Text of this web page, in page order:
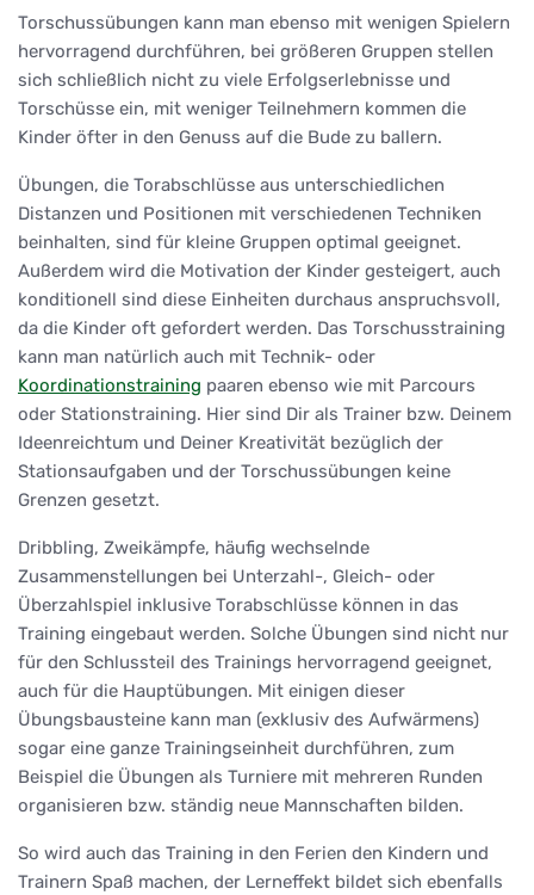
Torschussübungen kann man ebenso mit wenigen Spielern
hervorragend durchführen, bei größeren Gruppen stellen
sich schließlich nicht zu viele Erfolgserlebnisse und
Torschüsse ein, mit weniger Teilnehmern kommen die
Kinder öfter in den Genuss auf die Bude zu ballern.
Übungen, die Torabschlüsse aus unterschiedlichen
Distanzen und Positionen mit verschiedenen Techniken
beinhalten, sind für kleine Gruppen optimal geeignet.
Außerdem wird die Motivation der Kinder gesteigert, auch
konditionell sind diese Einheiten durchaus anspruchsvoll,
da die Kinder oft gefordert werden. Das Torschusstraining
kann man natürlich auch mit Technik- oder
Koordinationstraining paaren ebenso wie mit Parcours
oder Stationstraining. Hier sind Dir als Trainer bzw. Deinem
Ideenreichtum und Deiner Kreativität bezüglich der
Stationsaufgaben und der Torschussübungen keine
Grenzen gesetzt.
Dribbling, Zweikämpfe, häufig wechselnde
Zusammenstellungen bei Unterzahl-, Gleich- oder
Überzahlspiel inklusive Torabschlüsse können in das
Training eingebaut werden. Solche Übungen sind nicht nur
für den Schlussteil des Trainings hervorragend geeignet,
auch für die Hauptübungen. Mit einigen dieser
Übungsbausteine kann man (exklusiv des Aufwärmens)
sogar eine ganze Trainingseinheit durchführen, zum
Beispiel die Übungen als Turniere mit mehreren Runden
organisieren bzw. ständig neue Mannschaften bilden.
So wird auch das Training in den Ferien den Kindern und
Trainern Spaß machen, der Lerneffekt bildet sich ebenfalls